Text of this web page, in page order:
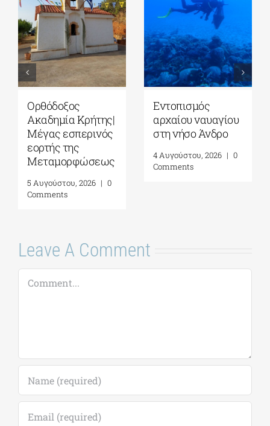
Ορθόδοξος
Ακαδημία Κρήτης|
Μέγας εσπερινός
εορτής της
Μεταμορφώσεως
5 Αυγούστου, 2026 | 0
Comments
Εντοπισμός
αρχαίου ναυαγίου
στη νήσο Άνδρο
4 Αυγούστου, 2026 | 0
Comments
Leave A Comment
Comment